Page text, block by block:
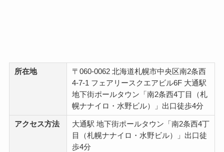
所在地
〒060-0062 北海道札幌市中央区南2条西
4-7-1 フェアリースクエアビル6F 大通駅
地下街ポールタウン「南2条西4丁目（札
幌ナナイロ・水野ビル）」出口徒歩4分
アクセス方法
大通駅 地下街ポールタウン「南2条西4丁
目（札幌ナナイロ・水野ビル）」出口徒
歩4分